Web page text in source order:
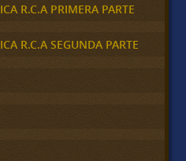
R.C.A PRIMERA PARTE
R.C.A SEGUNDA PARTE